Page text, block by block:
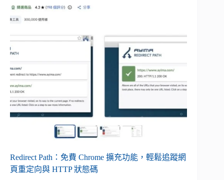
Redirect Path：免費 Chrome 擴充功能，輕鬆追蹤網
頁重定向與 HTTP 狀態碼